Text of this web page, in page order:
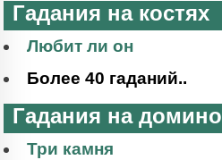
Гадания на костях
Любит ли он
Более 40 гаданий..
Гадания на домино
Три камня